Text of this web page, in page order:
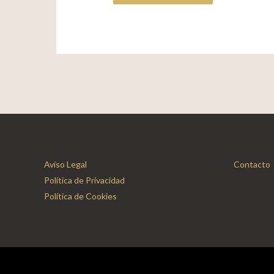
Aviso Legal
Política de Privacidad
Política de Cookies
Contacto